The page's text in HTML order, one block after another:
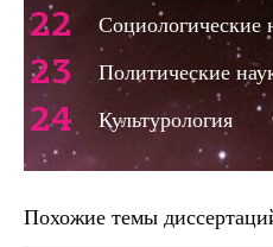
22 Социологические
23 Политические
24 Культурология
Похожие темы